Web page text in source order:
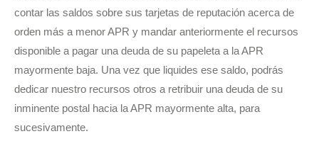
contar las saldos sobre sus tarjetas de reputación acerca de
orden más a menor APR y mandar anteriormente el recursos
disponible a pagar una deuda de su papeleta a la APR
mayormente baja. Una vez que liquides ese saldo, podrás
dedicar nuestro recursos otros a retribuir una deuda de su
inminente postal hacia la APR mayormente alta, para
sucesivamente.